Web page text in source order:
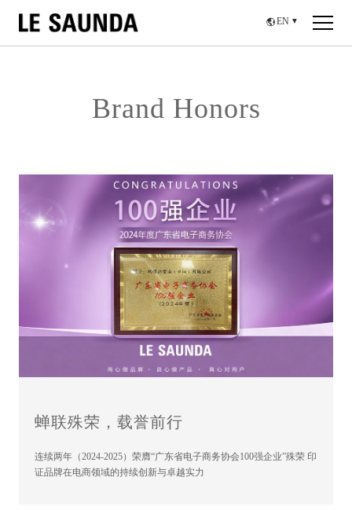
EN ▼
Brand Honors
蝉联殊荣，载誉前行
连续两年（2024-2025）荣膺“广东省电子商务协会100强企业”殊荣 印
证品牌在电商领域的持续创新与卓越实力